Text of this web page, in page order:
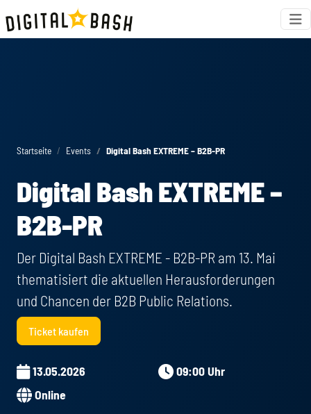
Startseite Events Digital Bash EXTREME – B2B-PR
Digital Bash EXTREME –
B2B-PR
Der Digital Bash EXTREME - B2B-PR am 13. Mai
thematisiert die aktuellen Herausforderungen
und Chancen der B2B Public Relations.
Ticket kaufen
13.05.2026
09:00 Uhr
Online